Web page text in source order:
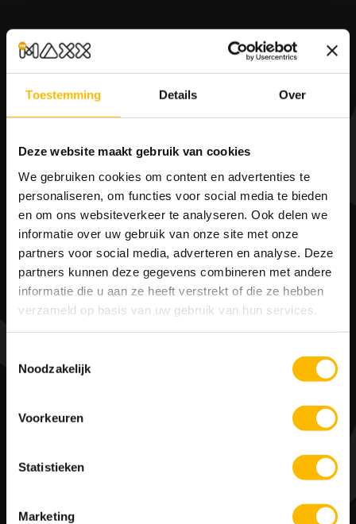
Toestemming Details Over
Deze website maakt gebruik van cookies
We gebruiken cookies om content en advertenties te
personaliseren, om functies voor social media te bieden
en om ons websiteverkeer te analyseren. Ook delen we
informatie over uw gebruik van onze site met onze
partners voor social media, adverteren en analyse. Deze
partners kunnen deze gegevens combineren met andere
informatie die u aan ze heeft verstrekt of die ze hebben
verzameld op basis van uw gebruik van hun services.
Noodzakelijk
Voorkeuren
Statistieken
Marketing
MAAND
Oostenrijk – Red Bull
Ring
Februari
Groot-Brittannië –
Silverstone Circuit
Maart
China – Shanghai
International Circuit
April
Bahrein – Bahrein
International Circuit
Canada – Gilles
Villeneuve Circuit
Spanje – Circuit de
Hongarije – Circuit
Nederland – Circuit